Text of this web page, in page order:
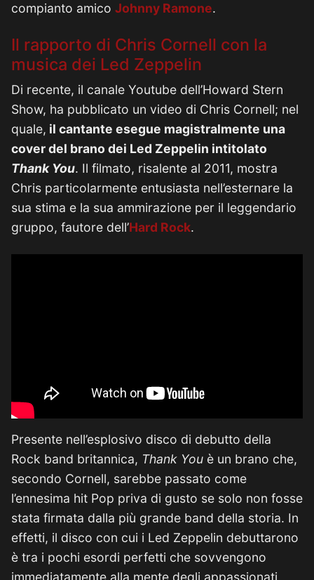
compianto amico Johnny Ramone.
Il rapporto di Chris Cornell con la
musica dei Led Zeppelin
Di recente, il canale Youtube dell’Howard Stern
Show, ha pubblicato un video di Chris Cornell; nel
quale, il cantante esegue magistralmente una
cover del brano dei Led Zeppelin intitolato
Thank You. Il filmato, risalente al 2011, mostra
Chris particolarmente entusiasta nell’esternare la
sua stima e la sua ammirazione per il leggendario
gruppo, fautore dell’Hard Rock.
Presente nell’esplosivo disco di debutto della
Rock band britannica, Thank You è un brano che,
secondo Cornell, sarebbe passato come
l’ennesima hit Pop priva di gusto se solo non fosse
stata firmata dalla più grande band della storia. In
effetti, il disco con cui i Led Zeppelin debuttarono
è tra i pochi esordi perfetti che sovvengono
immediatamente alla mente degli appassionati